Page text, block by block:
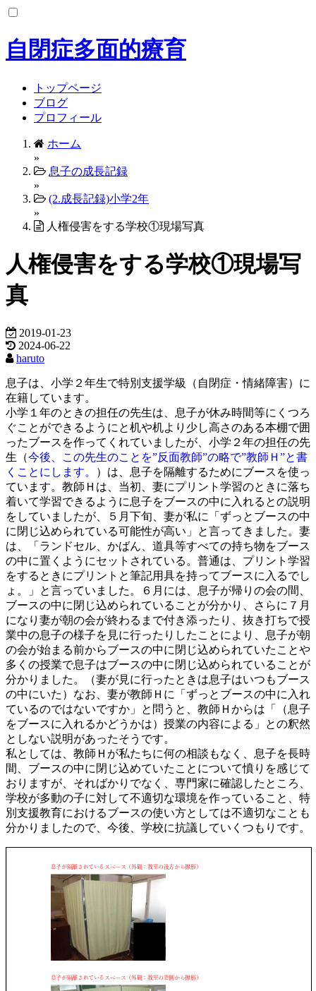
コ
テ
ン
自閉症多面的療育
トップページ
ブログ
プロフィール
ホーム
»
息子の成長記録
»
(2.成長記録)小学2年
»
人権侵害をする学校①現場写真
人権侵害をする学校①現場写
真
2019-01-23
2024-06-22
haruto
息子は、小学２年生で特別支援学級（自閉症・情緒障害）に
在籍しています。
小学１年のときの担任の先生は、息子が休み時間等にくつろ
ぐことができるようにと机や机より少し高さのある本棚で囲
ったブースを作ってくれていましたが、小学２年の担任の先
生（今後、この先生のことを”反面教師”の略で”教師Ｈ”と書
くことにします。
）は、息子を隔離するためにブースを使っ
ています。教師Ｈは、当初、妻にプリント学習のときに落ち
着いて学習できるように息子をブースの中に入れるとの説明
をしていましたが、５月下旬、妻が私に「ずっとブースの中
に閉じ込められている可能性が高い」と言ってきました。妻
は、「ランドセル、かばん、道具等すべての持ち物をブース
の中に置くようにセットされている。普通は、プリント学習
をするときにプリントと筆記用具を持ってブースに入るでし
ょ。」と言っていました。６月には、息子が帰りの会の間、
ブースの中に閉じ込められていることが分かり、さらに７月
になり妻が朝の会が終わるまで付き添ったり、抜き打ちで授
業中の息子の様子を見に行ったりしたことにより、息子が朝
の会が始まる前からブースの中に閉じ込められていたことや
多くの授業で息子はブースの中に閉じ込められていることが
分かりました。（妻が見に行ったときは息子はいつもブース
の中にいた）なお、妻が教師Ｈに「ずっとブースの中に入れ
ているのではないですか」と問うと、教師Ｈからは「（息子
をブースに入れるかどうかは）授業の内容による」との釈然
としない説明があったそうです。
私としては、教師Ｈが私たちに何の相談もなく、息子を長時
間、ブースの中に閉じ込めていたことについて憤りを感じて
おりますが、そればかりでなく、専門家に確認したところ、
学校が多動の子に対して不適切な環境を作っていること、特
別支援教育におけるブースの使い方としては不適切なことも
分かりましたので、今後、学校に抗議していくつもりです。